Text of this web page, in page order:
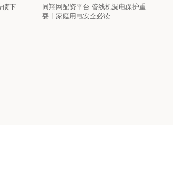
债下
同翔网配资平台 管线机漏电保护重
要丨家庭用电安全必读